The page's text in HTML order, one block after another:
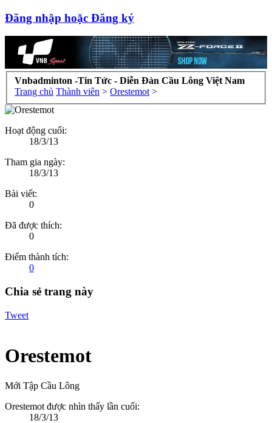
Đăng nhập hoặc Đăng ký
Vnbadminton -Tin Tức - Diễn Đàn Cầu Lông Việt Nam
Trang chủ Thành viên > Orestemot >
Hoạt động cuối:
18/3/13
Tham gia ngày:
18/3/13
Bài viết:
0
Đã được thích:
0
Điểm thành tích:
0
Chia sẻ trang này
Tweet
Orestemot
Mới Tập Cầu Lông
Orestemot được nhìn thấy lần cuối:
18/3/13